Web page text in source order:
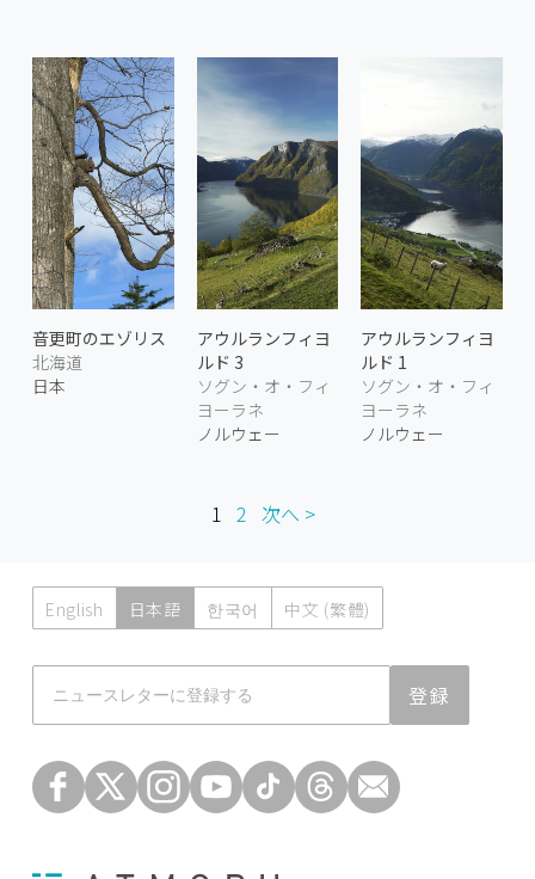
音更町のエゾリス
北海道
日本
アウルランフィヨ
ルド 3
ソグン・オ・フィ
ヨーラネ
ノルウェー
アウルランフィヨ
ルド 1
ソグン・オ・フィ
ヨーラネ
ノルウェー
1 2 次へ >
English 日本語 한국어 中文 (繁體)
登録